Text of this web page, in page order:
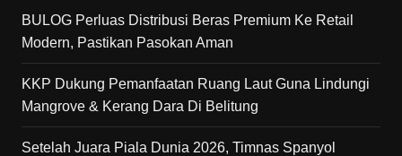
BULOG Perluas Distribusi Beras Premium Ke Retail
Modern, Pastikan Pasokan Aman
KKP Dukung Pemanfaatan Ruang Laut Guna Lindungi
Mangrove & Kerang Dara Di Belitung
Setelah Juara Piala Dunia 2026, Timnas Spanyol